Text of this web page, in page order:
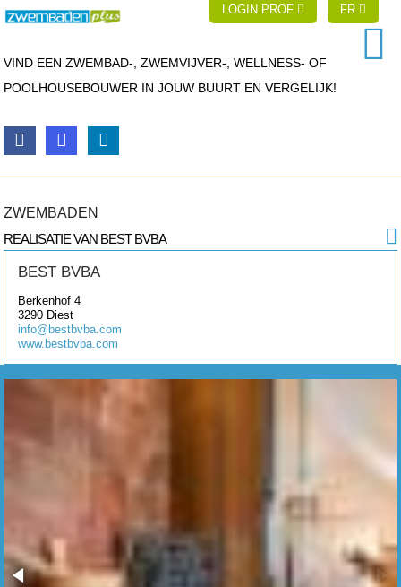
LOGIN PROF FR
VIND EEN ZWEMBAD-, ZWEMVIJVER-, WELLNESS- OF
POOLHOUSEBOUWER IN JOUW BUURT EN VERGELIJK!
ZWEMBADEN
REALISATIE VAN BEST BVBA
BEST BVBA
Berkenhof 4
3290 Diest
info@bestbvba.com
www.bestbvba.com